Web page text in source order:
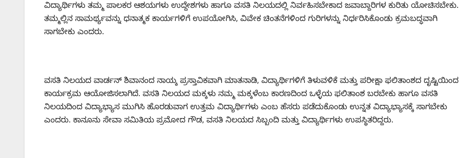
ವಿದ್ಯಾರ್ಥಿಗಳು ತಮ್ಮ ಪಾಲಕರ ಆಶಯಗಳು ಉದ್ದೇಶಗಳು ಹಾಗೂ ವಸತಿ ನಿಲಯದಲ್ಲಿ ನಿರ್ವಹಿಸಬೇಕಾದ ಜವಾಬ್ದಾರಿಗಳ ಕುರಿತು ಯೋಚಿಸಬೇಕು.
ತಮ್ಮಲ್ಲಿನ ಸಾಮರ್ಥ್ಯವನ್ನು ಧನಾತ್ಮಕ ಕಾರ್ಯಗಳಿಗೆ ಉಪಯೋಗಿಸಿ, ವಿವೇಕ ಚಿಂತನೆಗಳಿಂದ ಗುರಿಗಳನ್ನು ನಿರ್ಧರಿಸಿಕೊಂಡು ಕ್ರಮಬದ್ಧವಾಗಿ
ಸಾಗಬೇಕು ಎಂದರು.
ವಸತಿ ನಿಲಯದ ವಾರ್ಡನ್ ಶಿವಾನಂದ ನಾಯ್ಕ ಪ್ರಸ್ತಾವಿಕವಾಗಿ ಮಾತನಾಡಿ, ವಿದ್ಯಾರ್ಥಿಗಳಿಗೆ ತಿಳುವಳಿಕೆ ಮತ್ತು ಪರೀಕ್ಷಾ ಫಲಿತಾಂಶದ ದೃಷ್ಟಿಯಿಂದ
ಕಾರ್ಯಕ್ರಮ ಆಯೋಜಿಸಲಾಗಿದೆ. ವಸತಿ ನಿಲಯದ ಮಕ್ಕಳು ನಮ್ಮ ಮಕ್ಕಳೆಂಬ ಕಾರಣದಿಂದ ಒಳ್ಳೆಯ ಫಲಿತಾಂಶ ಬರಬೇಕು ಹಾಗೂ ವಸತಿ
ನಿಲಯದಿಂದ ವಿದ್ಯಾಭ್ಯಾಸ ಮುಗಿಸಿ ಹೊರಡುವಾಗ ಉತ್ತಮ ವಿದ್ಯಾರ್ಥಿಗಳು ಎಂಬ ಹೆಸರು ಪಡೆದುಕೊಂಡು ಉನ್ನತ ವಿದ್ಯಾಭ್ಯಾಸಕ್ಕೆ ಸಾಗಬೇಕು
ಎಂದರು. ಕಾನೂನು ಸೇವಾ ಸಮಿತಿಯ ಪ್ರಮೋದ ಗೌಡ, ವಸತಿ ನಿಲಯದ ಸಿಬ್ಬಂದಿ ಮತ್ತು ವಿದ್ಯಾರ್ಥಿಗಳು ಉಪಸ್ಥಿತರಿದ್ದರು.